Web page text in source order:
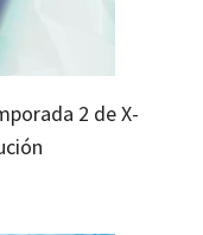
2 de X-